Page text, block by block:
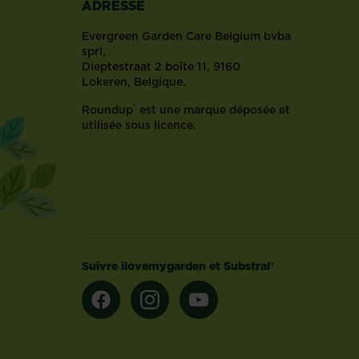
accueillant,
votre
goût
personnel
constitue
un
c’est
la
façon
ADRESSE
Evergreen Garden Care Belgium bvba
sprl,
Dieptestraat 2 boîte 11, 9160
Lokeren, Belgique.
Roundup® est une marque déposée et
utilisée sous licence.
Suivre ilovemygarden et Substral®